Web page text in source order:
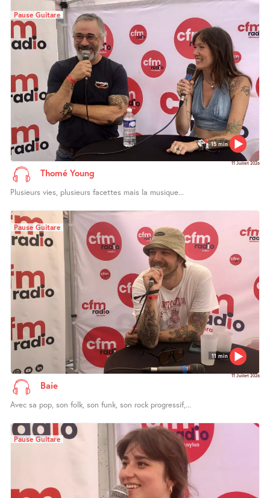
15 min
Pause Guitare
11 Juillet 2026
Thomé Young
Plusieurs vies, plusieurs facettes mais la musique...
11 min
Pause Guitare
11 Juillet 2026
Baie
Avec sa pop, son folk, son funk, son rock progressif,...
Pause Guitare